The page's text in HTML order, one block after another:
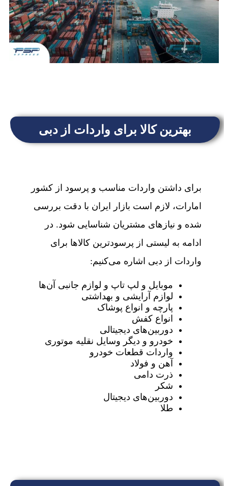
بهترین کالا برای واردات از دبی
برای داشتن واردات مناسب و پرسود از کشور
امارات، لازم است بازار ایران با دقت بررسی
شده و نیاز‌های مشتریان شناسایی شود. در
ادامه به لیستی از پرسودترین کالاها برای
واردات از دبی اشاره می‌کنیم:
موبایل و لپ تاپ و لوازم جانبی آن‌ها
لوازم آرایشی و بهداشتی
پارچه و انواع پوشاک
انواع کفش
دوربین‌های دیجیتالی
خودرو و دیگر وسایل نقلیه موتوری
واردات قطعات خودرو
آهن و فولاد
ذرت دامی
شکر
دوربین‌های دیجیتال
طلا